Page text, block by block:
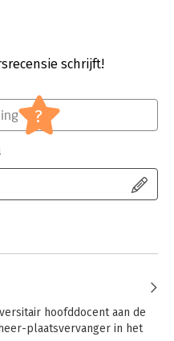
van zaken.
rechters, advocaten,
heeft.
algemeen,
- Algemeen
schrijft!
?
hoofddocent aan de
plaatsvervanger in het